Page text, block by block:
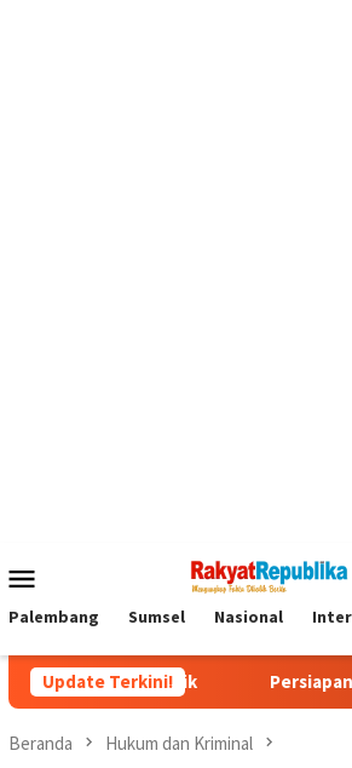
Mobile
Palembang Sumsel Nasional
Update Terkini!
Jijik Persiapan Pembentukan
Beranda Hukum dan Kriminal